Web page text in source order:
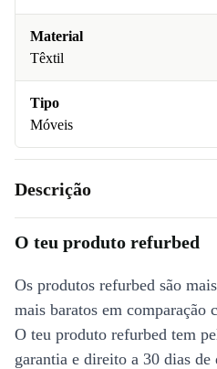
Material
Têxtil
Tipo
Móveis
Descrição
O teu produto refurbed
Os produtos refurbed são
mais baratos em
O teu produto refurbed tem
garantia e direito a 30 dias